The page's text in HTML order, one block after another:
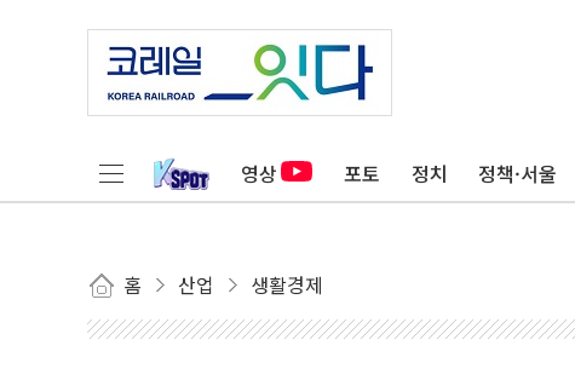
영상 포토 정치 정책·서울
홈 산업 생활경제